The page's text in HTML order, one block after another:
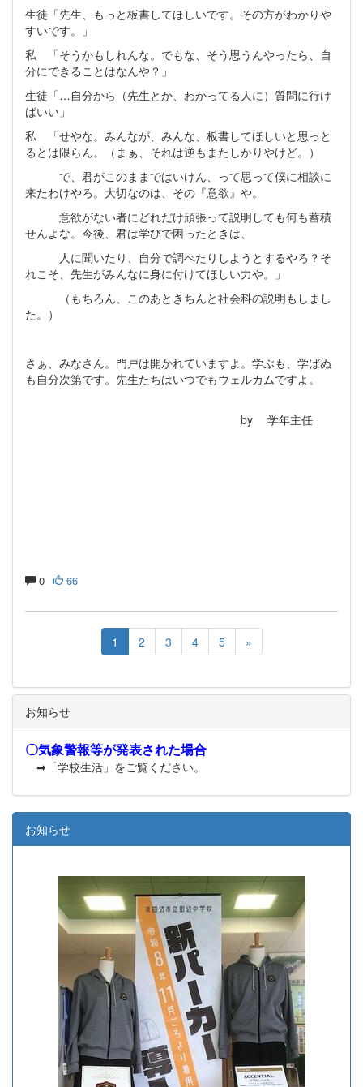
生徒「先生、もっと板書してほしいです。その方がわかりや
すいです。」
私 「そうかもしれんな。でもな、そう思うんやったら、自
分にできることはなんや？」
生徒「…自分から（先生とか、わかってる人に）質問に行け
ばいい」
私 「せやな。みんなが、みんな、板書してほしいと思っと
るとは限らん。（まぁ、それは逆もまたしかりやけど。）
で、君がこのままではいけん、って思って僕に相談に
来たわけやろ。大切なのは、その『意欲』や。
意欲がない者にどれだけ頑張って説明しても何も蓄積
せんよな。今後、君は学びで困ったときは、
人に聞いたり、自分で調べたりしようとするやろ？そ
れこそ、先生がみんなに身に付けてほしい力や。」
（もちろん、このあときちんと社会科の説明もしまし
た。）
さぁ、みなさん。門戸は開かれていますよ。学ぶも、学ばぬ
も自分次第です。先生たちはいつでもウェルカムですよ。
by 学年主任
0 66
1 2 3 4 5 »
お知らせ
〇気象警報等が発表された場合
➡「学校生活」をご覧ください。
お知らせ